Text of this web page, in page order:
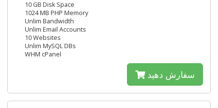
10 GB Disk Space
1024 MB PHP Memory
Unlim Bandwidth
Unlim Email Accounts
10 Websites
Unlim MySQL DBs
WHM cPanel
سفارش دهید